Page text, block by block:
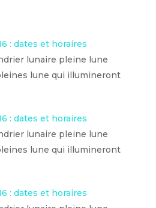
: dates et horaires
lunaire pleine lune
lune qui illumineront
: dates et horaires
lunaire pleine lune
lune qui illumineront
: dates et horaires